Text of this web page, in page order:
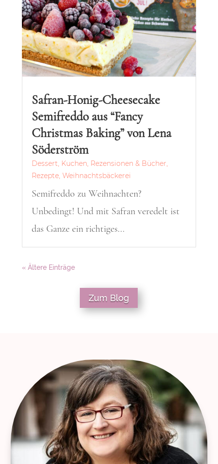
Safran-Honig-Cheesecake
Semifreddo aus “Fancy
Christmas Baking” von Lena
Söderström
Dessert, Kuchen, Rezensionen & Bücher,
Rezepte, Weihnachtsbäckerei
Semifreddo zu Weihnachten?
Unbedingt! Und mit Safran veredelt ist
das Ganze ein richtiges...
« Ältere Einträge
Zum Blog